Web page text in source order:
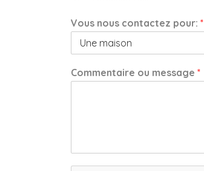
Vous nous contactez pour: *
Commentaire ou message *